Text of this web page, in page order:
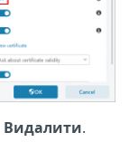
Видалити.